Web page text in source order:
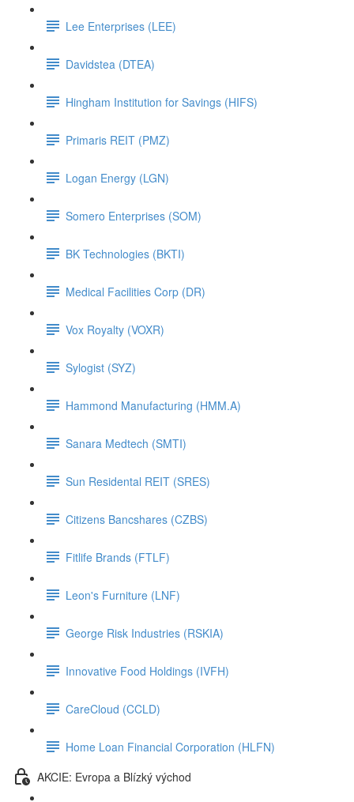
Lee Enterprises (LEE)
Davidstea (DTEA)
Hingham Institution for Savings (HIFS)
Primaris REIT (PMZ)
Logan Energy (LGN)
Somero Enterprises (SOM)
BK Technologies (BKTI)
Medical Facilities Corp (DR)
Vox Royalty (VOXR)
Sylogist (SYZ)
Hammond Manufacturing (HMM.A)
Sanara Medtech (SMTI)
Sun Residental REIT (SRES)
Citizens Bancshares (CZBS)
Fitlife Brands (FTLF)
Leon's Furniture (LNF)
George Risk Industries (RSKIA)
Innovative Food Holdings (IVFH)
CareCloud (CCLD)
Home Loan Financial Corporation (HLFN)
AKCIE: Evropa a Blízký východ